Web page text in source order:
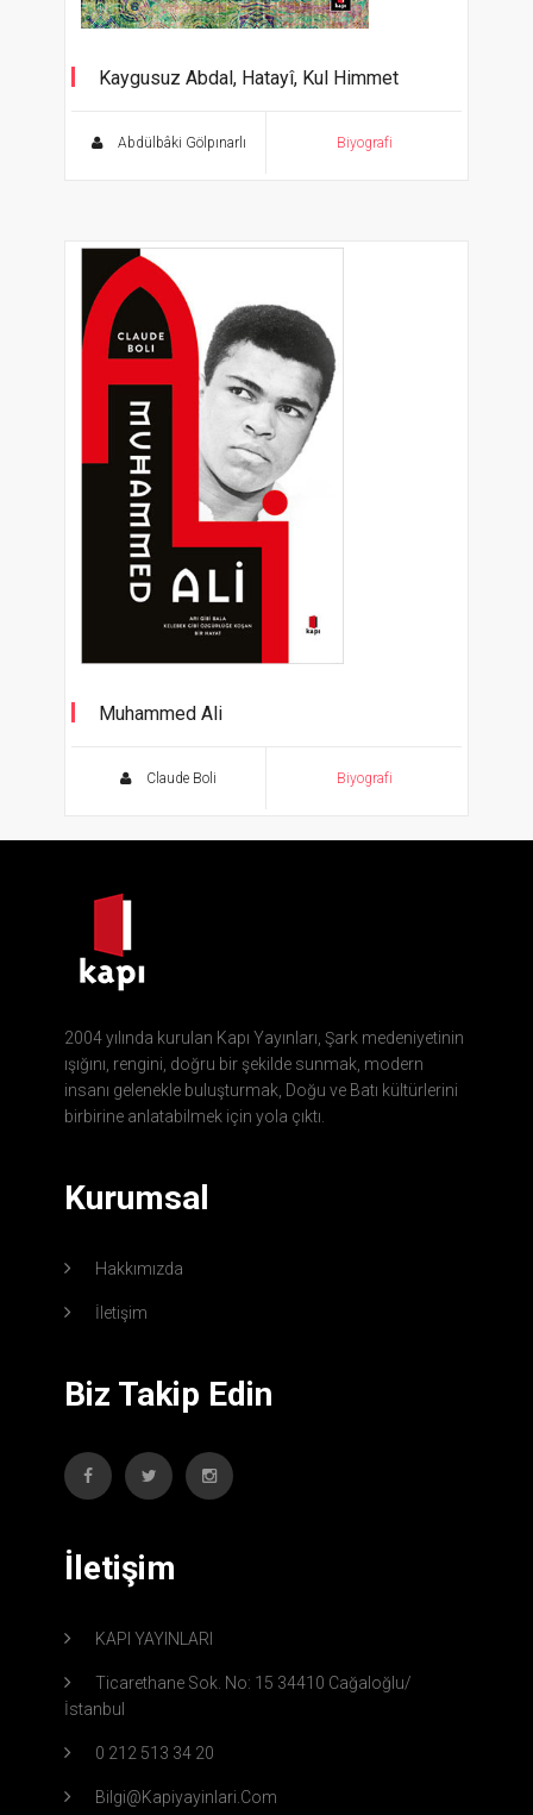
Kaygusuz Abdal, Hatayî, Kul Himmet
Abdülbâki Gölpınarlı Biyografi
Muhammed Ali
Hayat
Claude Boli Biyografi
2004 yılında kurulan Kapı Yayınları, Şark medeniyetinin
ışığını, rengini, doğru bir şekilde sunmak, modern
insanı gelenekle buluşturmak, Doğu ve Batı kültürlerini
birbirine anlatabilmek için yola çıktı.
Kurumsal
Hakkımızda
İletişim
Biz Takip Edin
İletişim
KAPI YAYINLARI
Ticarethane Sok. No: 15 34410 Cağaloğlu/
İstanbul
0 212 513 34 20
Bilgi@kapiyayinlari.com